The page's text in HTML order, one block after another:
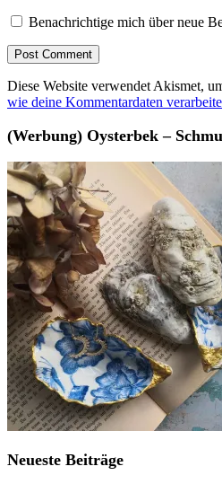
Benachrichtige mich über neue
Diese Website verwendet Akismet,
wie deine Kommentardaten
(Werbung) Oysterbek –
Neueste Beiträge